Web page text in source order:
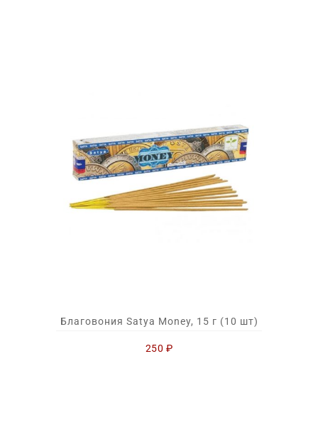
Благовония Satya Money, 15 г (10 шт)
250 ₽